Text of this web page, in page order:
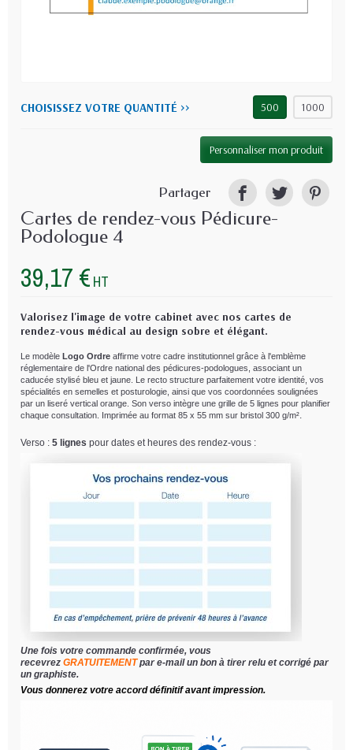
CHOISISSEZ VOTRE QUANTITÉ >> 500 1000
Personnaliser mon produit
Partager
Cartes de rendez-vous Pédicure-
Podologue 4
39,17 € HT
Valorisez l'image de votre cabinet avec nos cartes de
rendez-vous médical au design sobre et élégant.
Le modèle Logo Ordre affirme votre cadre institutionnel grâce à l'emblème
réglementaire de l'Ordre national des pédicures-podologues, associant un
caducée stylisé bleu et jaune. Le recto structure parfaitement votre identité, vos
spécialités en semelles et posturologie, ainsi que vos coordonnées soulignées
par un liseré vertical orange. Son verso intègre une grille de 5 lignes pour planifier
chaque consultation. Imprimée au format 85 x 55 mm sur bristol 300 g/m².
Verso : 5 lignes pour dates et heures des rendez-vous :
Une fois votre commande confirmée, vous
recevrez GRATUITEMENT par e-mail un bon à tirer relu et corrigé par
un graphiste.
Vous donnerez votre accord définitif avant impression.